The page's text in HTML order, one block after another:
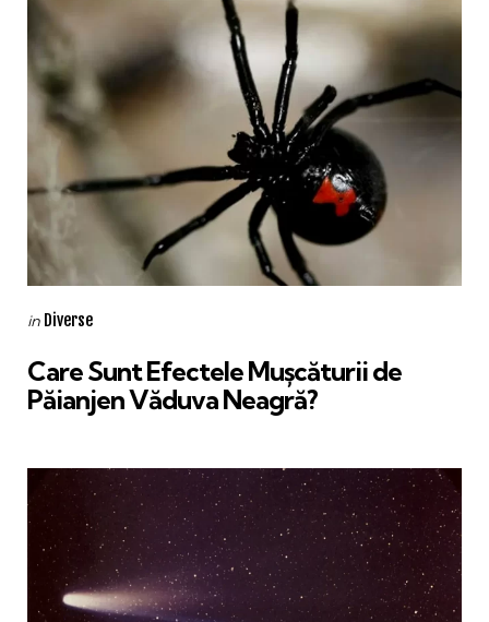
Categories
Posted
in Diverse
Care Sunt Efectele Mușcăturii de
Păianjen Văduva Neagră?